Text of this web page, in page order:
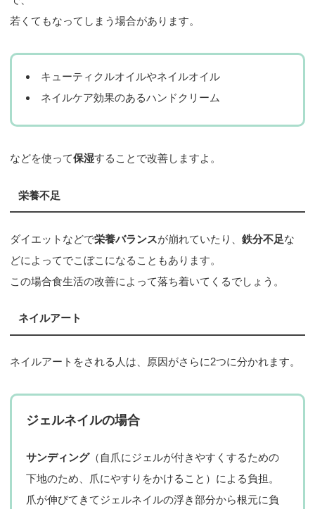
若くてもなってしまう場合があります。
キューティクルオイルやネイルオイル
ネイルケア効果のあるハンドクリーム
などを使って保湿することで改善しますよ。
栄養不足
ダイエットなどで栄養バランスが崩れていたり、鉄分不足な
どによってでこぼこになることもあります。
この場合食生活の改善によって落ち着いてくるでしょう。
ネイルアート
ネイルアートをされる人は、原因がさらに2つに分かれます。
ジェルネイルの場合
サンディング（自爪にジェルが付きやすくするための
下地のため、爪にやすりをかけること）による負担。
爪が伸びてきてジェルネイルの浮き部分から根元に負